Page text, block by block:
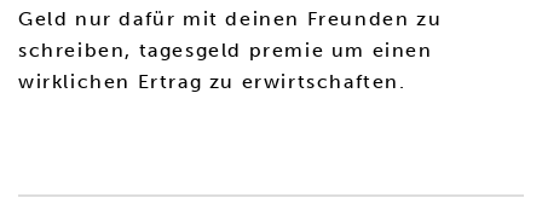
Geld nur dafür mit deinen Freunden zu
schreiben, tagesgeld premie um einen
wirklichen Ertrag zu erwirtschaften.